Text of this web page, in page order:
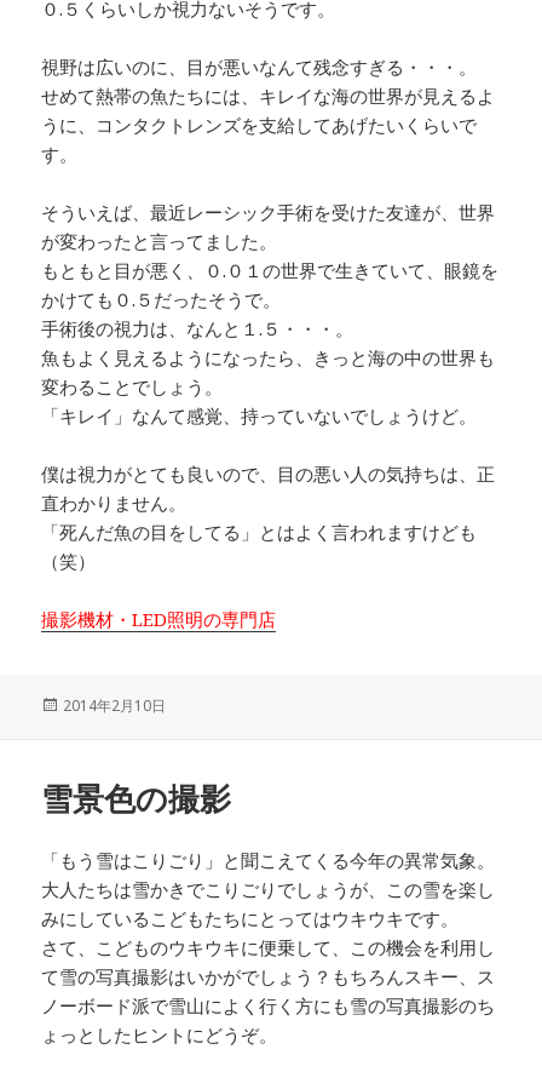
０.５くらいしか視力ないそうです。
視野は広いのに、目が悪いなんて残念すぎる・・・。
せめて熱帯の魚たちには、キレイな海の世界が見えるよ
うに、コンタクトレンズを支給してあげたいくらいで
す。
そういえば、最近レーシック手術を受けた友達が、世界
が変わったと言ってました。
もともと目が悪く、０.０１の世界で生きていて、眼鏡を
かけても０.５だったそうで。
手術後の視力は、なんと１.５・・・。
魚もよく見えるようになったら、きっと海の中の世界も
変わることでしょう。
「キレイ」なんて感覚、持っていないでしょうけど。
僕は視力がとても良いので、目の悪い人の気持ちは、正
直わかりません。
「死んだ魚の目をしてる」とはよく言われますけども
（笑）
撮影機材・LED照明の専門店
投
2014年2月10日
雪景色の撮影
「もう雪はこりごり」と聞こえてくる今年の異常気象。
大人たちは雪かきでこりごりでしょうが、この雪を楽し
みにしているこどもたちにとってはウキウキです。
さて、こどものウキウキに便乗して、この機会を利用し
て雪の写真撮影はいかがでしょう？もちろんスキー、ス
ノーボード派で雪山によく行く方にも雪の写真撮影のち
ょっとしたヒントにどうぞ。